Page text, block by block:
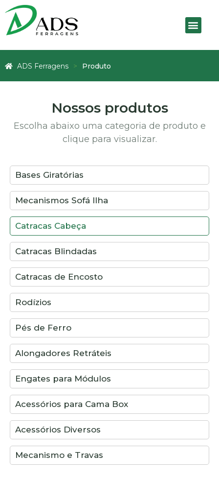
ADS Ferragens Produto
Nossos produtos
Escolha abaixo uma categoria de produto e
clique para visualizar.
Bases Giratórias
Mecanismos Sofá Ilha
Catracas Cabeça
Catracas Blindadas
Catracas de Encosto
Rodízios
Pés de Ferro
Alongadores Retráteis
Engates para Módulos
Acessórios para Cama Box
Acessórios Diversos
Mecanismo e Travas